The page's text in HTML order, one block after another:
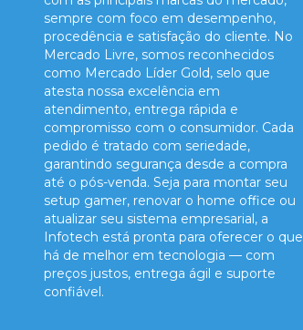
sempre com foco em desempenho,
procedência e satisfação do cliente. No
Mercado Livre, somos reconhecidos
como Mercado Líder Gold, selo que
atesta nossa excelência em
atendimento, entrega rápida e
compromisso com o consumidor. Cada
pedido é tratado com seriedade,
garantindo segurança desde a compra
até o pós-venda. Seja para montar seu
setup gamer, renovar o home office ou
atualizar seu sistema empresarial, a
Infotech está pronta para oferecer o que
há de melhor em tecnologia — com
preços justos, entrega ágil e suporte
confiável.